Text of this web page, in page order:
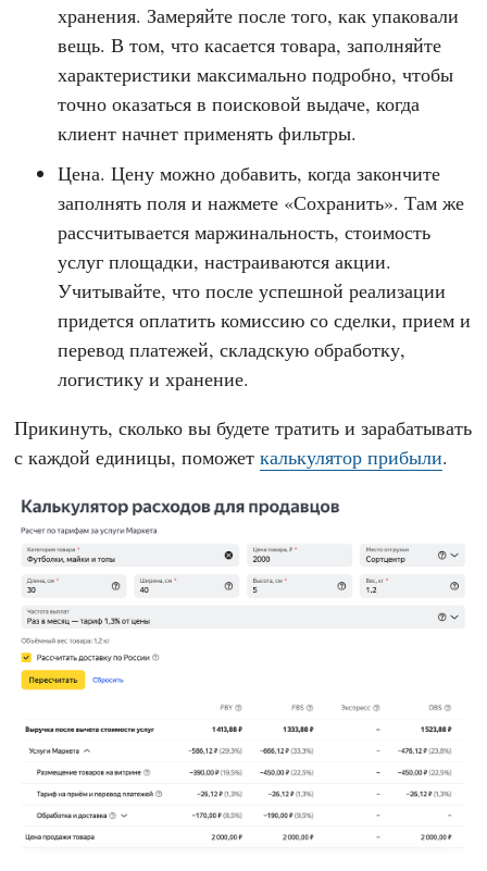
хранения. Замеряйте после того, как упаковали
вещь. В том, что касается товара, заполняйте
характеристики максимально подробно, чтобы
точно оказаться в поисковой выдаче, когда
клиент начнет применять фильтры.
Цена. Цену можно добавить, когда закончите
заполнять поля и нажмете «Сохранить». Там же
рассчитывается маржинальность, стоимость
услуг площадки, настраиваются акции.
Учитывайте, что после успешной реализации
придется оплатить комиссию со сделки, прием и
перевод платежей, складскую обработку,
логистику и хранение.
Прикинуть, сколько вы будете тратить и зарабатывать
с каждой единицы, поможеткалькулятор прибыли.